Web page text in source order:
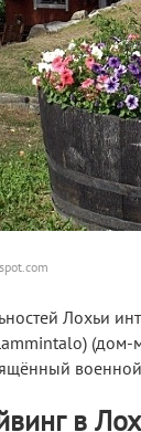
Лохьи
(дом-
в